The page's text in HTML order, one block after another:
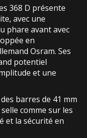
368 D présente
avec une
phare avant avec
en
Osram. Ses
potentiel
et une
barres de 41 mm
comme sur les
et la sécurité en